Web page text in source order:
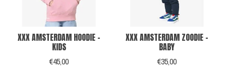
XXX AMSTERDAM HOODIE -
KIDS
€45,00
XXX AMSTERDAM ZOODIE -
BABY
€35,00